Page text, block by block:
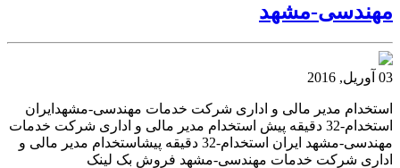
مهندسی-مشهد
03 آوریل, 2016
استخدام مدیر مالی و اداری شرکت خدمات مهندسی-مشهدایران
استخدام-32 دقیقه پیش استخدام مدیر مالی و اداری شرکت خدمات
مهندسی-مشهد ایران استخدام-32 دقیقه پیشاستخدام مدیر مالی و
اداری شرکت خدمات مهندسی-مشهد فروش بک لینک